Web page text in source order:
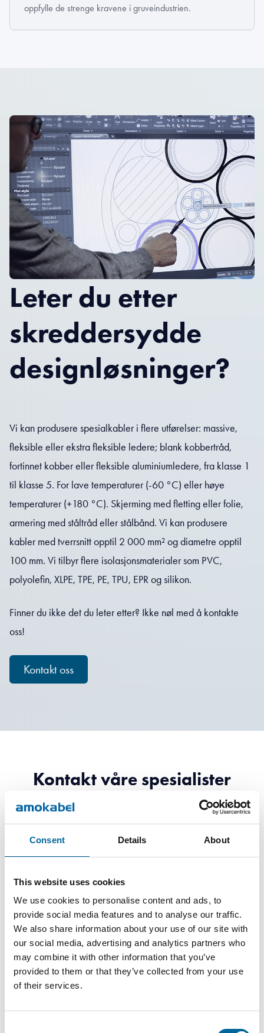
Consent Details About
This website uses cookies
We use cookies to personalise content and ads, to
provide social media features and to analyse our traffic.
We also share information about your use of our site with
our social media, advertising and analytics partners who
may combine it with other information that you’ve
provided to them or that they’ve collected from your use
of their services.
oppfylle de strenge kravene i gruveindustrien.
Leter du etter
skreddersydde
designløsninger?
Vi kan produsere spesialkabler i flere utførelser: massive,
fleksible eller ekstra fleksible ledere; blank kobbertråd,
fortinnet kobber eller fleksible aluminiumledere, fra klasse 1
til klasse 5. For lave temperaturer (-60 °C) eller høye
temperaturer (+180 °C). Skjerming med fletting eller folie,
armering med ståltråd eller stålbånd. Vi kan produsere
kabler med tverrsnitt opptil 2 000 mm² og diametre opptil
100 mm. Vi tilbyr flere isolasjonsmaterialer som PVC,
polyolefin, XLPE, TPE, PE, TPU, EPR og silikon.
Finner du ikke det du leter etter? Ikke nøl med å kontakte
oss!
Kontakt oss
Kontakt våre spesialister
Trygve Erdal